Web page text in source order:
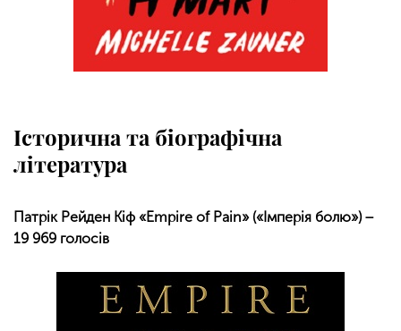
Історична та біографічна
література
Патрік Рейден Кіф «Empire of Pain» («Імперія болю») −
19 969 голосів